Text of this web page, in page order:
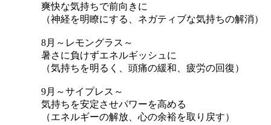
爽快な気持ちで前向きに
（神経を明瞭にする、ネガティブな気持ちの解消）
8月～レモングラス～
暑さに負けずエネルギッシュに
（気持ちを明るく、頭痛の緩和、疲労の回復）
9月～サイプレス～
気持ちを安定させパワーを高める
（エネルギーの解放、心の余裕を取り戻す）